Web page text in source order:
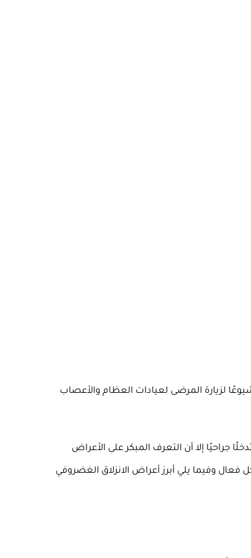
لزيارة المرضى لعيادات العظام والأعصاب
جراحيًا إلا أن التعرف المبكر على الأعراض
فعال وفيما يلي أبرز أعراض الانزلاق الغضروفي